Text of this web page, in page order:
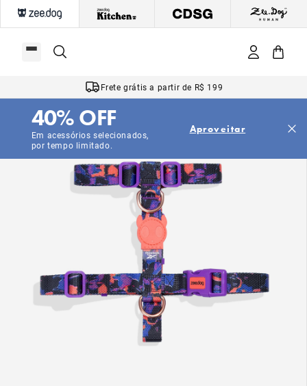
Frete grátis a partir de R$ 199
Em acessórios selecionados,
por tempo limitado.
40% OFF Aproveitar